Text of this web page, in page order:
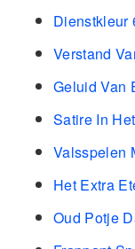
Dienstkleur
Verstand
Geluid Van
Satire In
Valsspelen
Het Extra
Oud Potje